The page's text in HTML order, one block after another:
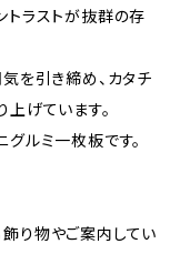
トラストが抜群の存
を引き締め、カタチ
げています。
ルミ一枚板です。
り物やご案内してい